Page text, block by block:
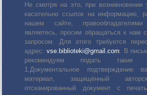
Не смотря на это, при возникновении
касательно ссылок на информацию,
нашем сайте,
являетесь, просим обращаться к нам
запросом. Для этого требуется
адрес: vse.biblioteki@gmail.com. В
рекомендуем подать
1.Документальное подтверждение
материал, защищённый
отсканированный документ с